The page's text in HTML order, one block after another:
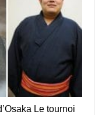
Le tournoi